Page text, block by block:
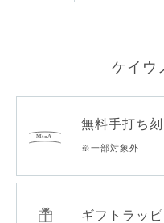
ケイウ
無料手打ち
※一部対象外
ギフトラッ